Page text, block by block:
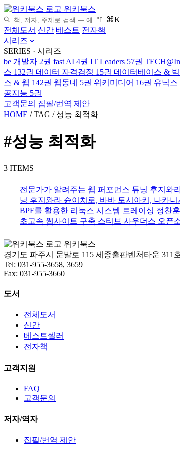
위키북스
⌘K
전체도서 신간 베스트 전자책
시리즈
SERIES · 시리즈
be 개발자 2권 fast AI 4권 IT Leaders 57권
스 132권 데이터 자격검정 15권 데이터베이스 &
스 & 웹 142권 웹동네 5권 위키미디어 16권 유닉스
공지능 5권
고객문의 집필/번역 제안
HOME / TAG / 성능 최적화
#성능 최적화
3 ITEMS
전문가가 알려주는 웹 퍼포먼스 튜닝 후지와
닝 후지와라 슌이치로, 바바 토시아키, 나카
BPF를 활용한 리눅스 시스템 트레이싱 정찬훈
초고속 웹사이트 구축 스티브 사우더스 오픈
위키북스
경기도 파주시 문발로 115 세종출판벤처타운 311
Tel: 031-955-3658, 3659
Fax: 031-955-3660
도서
전체도서
신간
베스트셀러
전자책
고객지원
FAQ
고객문의
저자/역자
집필/번역 제안